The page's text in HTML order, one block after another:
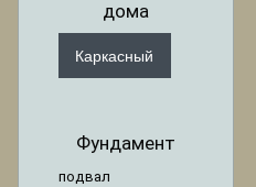
дома
Каркасный
Фундамент
подвал